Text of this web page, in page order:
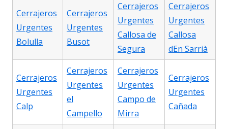
Cerrajeros
Urgentes
Bolulla
Cerrajeros
Urgentes
Busot
Cerrajeros
Urgentes
Callosa de
Segura
Cerrajeros
Urgentes
Callosa
dEn Sarrià
Cerrajeros
Urgentes
Calp
Cerrajeros
Urgentes
el
Campello
Cerrajeros
Urgentes
Campo de
Mirra
Cerrajeros
Urgentes
Cañada